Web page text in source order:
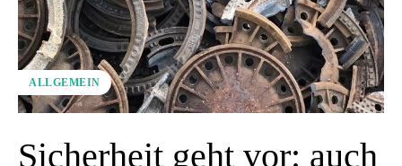
ALLGEMEIN
Sicherheit geht vor: auch